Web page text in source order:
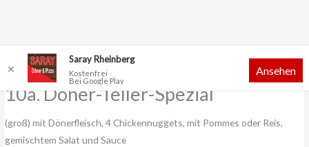
Inhalt
10a. Döner-Teller-Spezial
(groß) mit Dönerfleisch, 4 Chickennuggets, mit Pommes oder Reis,
gemischtem Salat und Sauce
✕
Saray Rheinberg
Kostenfrei
Bei Google Play
Ansehen